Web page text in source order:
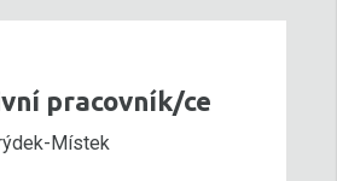
pracovník/ce
Místek